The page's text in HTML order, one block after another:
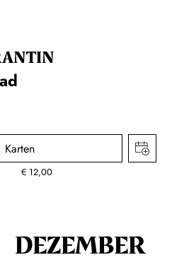
Karten
€ 12,00
DEZEMBER